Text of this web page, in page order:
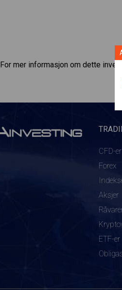
For mer informasjon om dette
CFD-er
Forex
Aksjer
ETF-er